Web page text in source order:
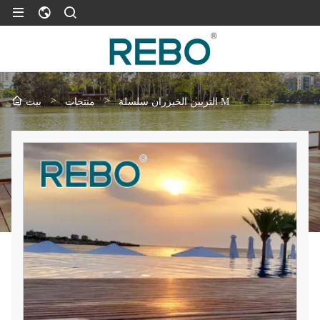
بيت > منتجات > التزيين الخيزران سلسلة M